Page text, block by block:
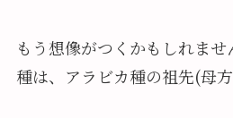
もう想像がつくかもしれま
種は、アラビカ種の祖先(母方